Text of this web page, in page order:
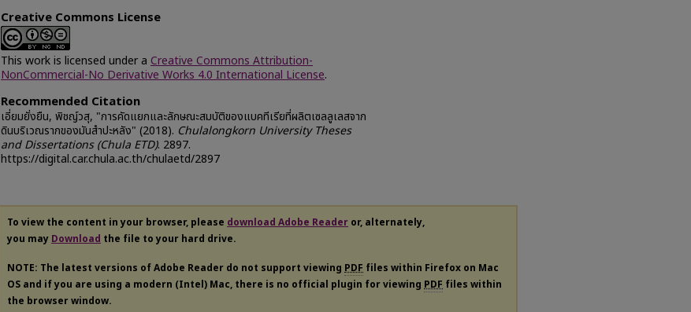
Creative Commons License
This work is licensed under a Creative Commons Attribution-
NonCommercial-No Derivative Works 4.0 International License.
Recommended Citation
เอี่ยมยั่งยืน, พิชญ์วสุ, "การคัดแยกและลักษณะสมบัติของแบคทีเรียที่ผลิตเซลลูเลสจาก
ดินบริเวณรากของมันสำปะหลัง" (2018). Chulalongkorn University Theses
and Dissertations (Chula ETD). 2897.
https://digital.car.chula.ac.th/chulaetd/2897
To view the content in your browser, please download Adobe Reader or, alternately,
you may Download the file to your hard drive.
NOTE: The latest versions of Adobe Reader do not support viewing PDF files within Firefox on Mac
OS and if you are using a modern (Intel) Mac, there is no official plugin for viewing PDF files within
the browser window.